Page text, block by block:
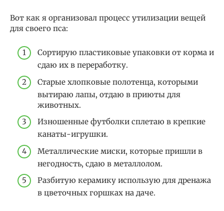
Вот как я организовал процесс утилизации вещей
для своего пса:
Сортирую пластиковые упаковки от корма и
сдаю их в переработку.
Старые хлопковые полотенца, которыми
вытираю лапы, отдаю в приюты для
животных.
Изношенные футболки сплетаю в крепкие
канаты-игрушки.
Металлические миски, которые пришли в
негодность, сдаю в металлолом.
Разбитую керамику использую для дренажа
в цветочных горшках на даче.